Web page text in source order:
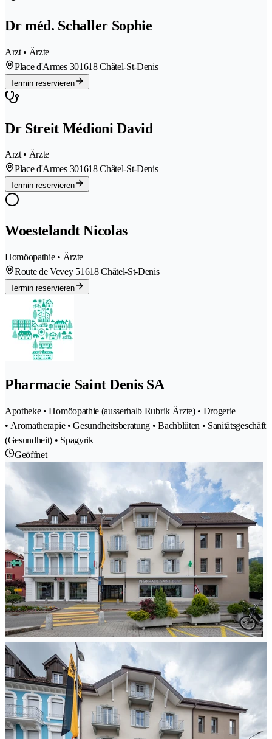
Dr méd. Schaller Sophie
Arzt • Ärzte
Place d'Armes 301618 Châtel-St-Denis
Termin reservieren
Dr Streit Médioni David
Arzt • Ärzte
Place d'Armes 301618 Châtel-St-Denis
Termin reservieren
Woestelandt Nicolas
Homöopathie • Ärzte
Route de Vevey 51618 Châtel-St-Denis
Termin reservieren
Pharmacie Saint Denis SA
Apotheke • Homöopathie (ausserhalb Rubrik Ärzte) • Drogerie
• Aromatherapie • Gesundheitsberatung • Bachblüten • Sanitätsgeschäft
(Gesundheit) • Spagyrik
Geöffnet